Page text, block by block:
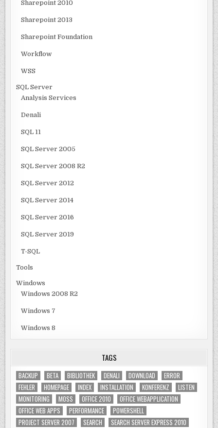
Sharepoint 2010
Sharepoint 2013
Sharepoint Foundation
Workflow
WSS
SQL Server
Analysis Services
Denali
SQL 11
SQL Server 2005
SQL Server 2008 R2
SQL Server 2012
SQL Server 2014
SQL Server 2016
SQL Server 2019
T-SQL
Tools
Windows
Windows 2008 R2
Windows 7
Windows 8
TAGS
BACKUP BETA BIBLIOTHEK DENALI DOWNLOAD
ERROR
FEHLER
HOMEPAGE INDEX INSTALLATION KONFERENZ
LISTEN
MONITORING
MOSS OFFICE 2010
OFFICE WEBAPPLICATION
OFFICE WEB APPS
PERFORMANCE
POWERSHELL
PROJECT SERVER 2007
SEARCH
SEARCH SERVER EXPRESS 2010